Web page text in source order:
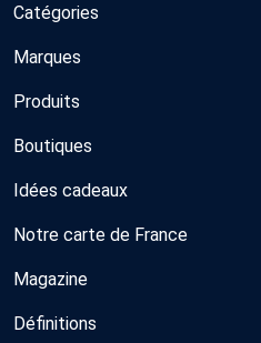
Catégories
Marques
Produits
Boutiques
Idées cadeaux
Notre carte de France
Magazine
Définitions